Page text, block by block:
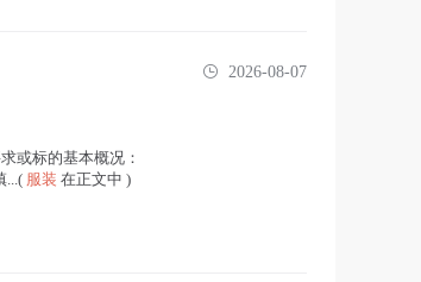
或标的基本概况：
...( 服装 在正文中 )
2026-08-07